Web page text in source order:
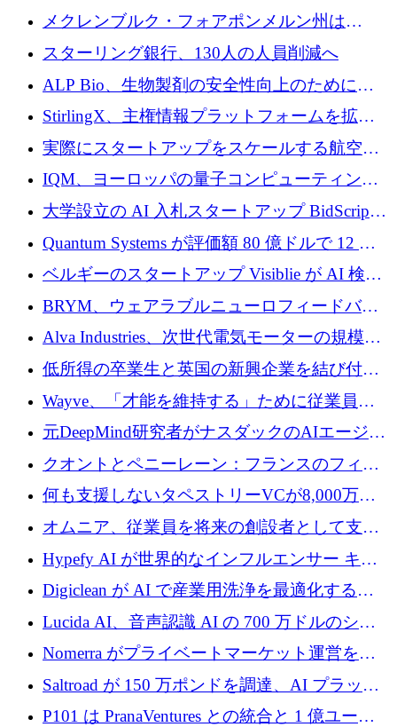
ンタム・キャピタルが気候変動対策ハードウ
ェア投資として初回クローズで6,000万ユーロ
を確保
メクレンブルク・フォアポンメルン州は
Nextcloud を州全体に展開し、オープンソース
戦略を拡大
スターリング銀行、130人の人員削減へ
ALP Bio、生物製剤の安全性向上のために
Venture Kick から 16 万 1,000 ユーロを調達
StirlingX、主権情報プラットフォームを拡張
するためにシリーズ A で 2,000 万ドルを確保
実際にスタートアップをスケールする航空イ
ノベーション モデルを学ぶ
IQM、ヨーロッパの量子コンピューティング
企業として初めて米国の主要取引所に上場
大学設立の AI 入札スタートアップ BidScript
がプレシード資金総額 100 万ドルを突破
Quantum Systems が評価額 80 億ドルで 12 億
ドルを調達
ベルギーのスタートアップ Visiblie が AI 検索
の可視化のために 50 万ユーロを調達
BRYM、ウェアラブルニューロフィードバッ
クプラットフォームの開発に65万ユーロを確
Alva Industries、次世代電気モーターの規模拡
大に 1,600 万ユーロを調達
低所得の卒業生と英国の新興企業を結び付け
るためにCommon Pathを開始
Wayve、「才能を維持する」ために従業員に
8,500万ドルの株式公開買い付けを実施
元DeepMind研究者がナスダックのAIエージェ
ントを拡張するためにCreandumの資金調達で
記録を獲得
クオントとペニーレーン：フランスのフィン
テックの友人と敵
何も支援しないタペストリーVCが8,000万ド
ルの資金を調達、ロンドン事務所を開設
オムニア、従業員を将来の創設者として支援
するために Firedrop でファンドを立ち上げる
Hypefy AI が世界的なインフルエンサー キャ
ンペーンを自動化するためにシリーズ A で
720 万ドルを調達
Digiclean が AI で産業用洗浄を最適化するた
めに 250 万ユーロを調達
Lucida AI、音声認識 AI の 700 万ドルのシー
ドラウンドを終了
Nomerra がプライベートマーケット運営を自
動化するために 200 万ドルを調達
Saltroad が 150 万ポンドを調達、AI プラット
フォーム Ogma を買収して子ども向け言語療
P101 は PranaVentures との統合と 1 億ユーロ